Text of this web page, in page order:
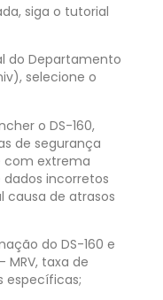
siga o tutorial
do Departamento
selecione o
o DS-160,
de segurança
com extrema
incorretos
causa de atrasos
do DS-160 e
taxa de
específicas;